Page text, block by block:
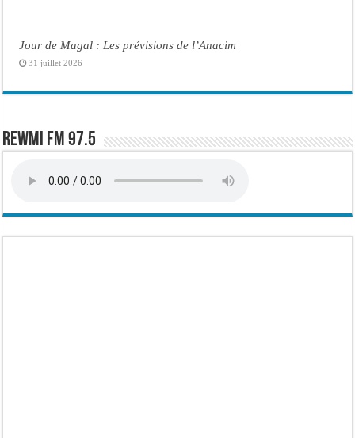
Jour de Magal : Les prévisions de l’Anacim
31 juillet 2026
Rewmi FM 97.5